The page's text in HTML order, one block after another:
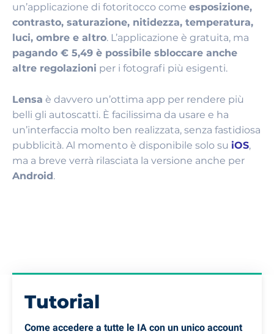
un’applicazione di fotoritocco come esposizione,
contrasto, saturazione, nitidezza, temperatura,
luci, ombre e altro. L’applicazione è gratuita, ma
pagando € 5,49 è possibile sbloccare anche
altre regolazioni per i fotografi più esigenti.
Lensa è davvero un’ottima app per rendere più
belli gli autoscatti. È facilissima da usare e ha
un’interfaccia molto ben realizzata, senza fastidiosa
pubblicità. Al momento è disponibile solo su iOS,
ma a breve verrà rilasciata la versione anche per
Android.
Tutorial
Come accedere a tutte le IA con un unico account